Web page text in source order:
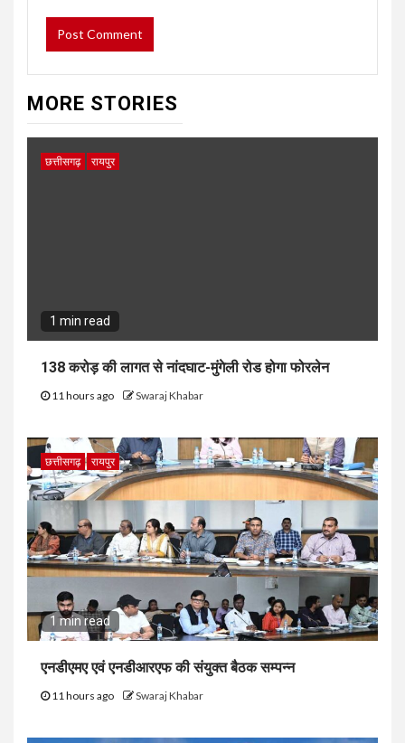
MORE STORIES
छत्तीसगढ़ रायपुर
1 min read
138 करोड़ की लागत से नांदघाट-मुंगेली रोड होगा फोरलेन
11 hours ago Swaraj Khabar
छत्तीसगढ़ रायपुर
1 min read
एनडीएमए एवं एनडीआरएफ की संयुक्त बैठक सम्पन्न
11 hours ago Swaraj Khabar